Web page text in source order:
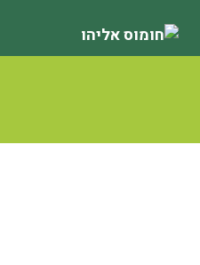
Skip
to